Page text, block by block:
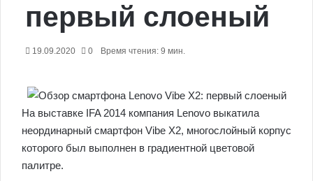
первый слоеный
19.09.2020 0 Время чтения: 9 мин.
На выставке IFA 2014 компания Lenovo выкатила
неординарный смартфон Vibe X2, многослойный корпус
которого был выполнен в градиентной цветовой
палитре.